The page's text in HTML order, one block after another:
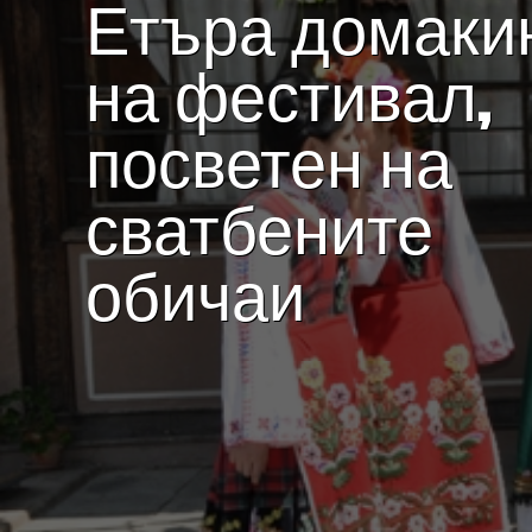
Етъра
на фестивал,
посветен на
сватбените
обичаи